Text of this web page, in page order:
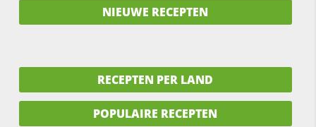
NIEUWE RECEPTEN
RECEPTEN PER LAND
POPULAIRE RECEPTEN